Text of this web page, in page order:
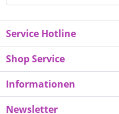
Service Hotline
Shop Service
Informationen
Newsletter